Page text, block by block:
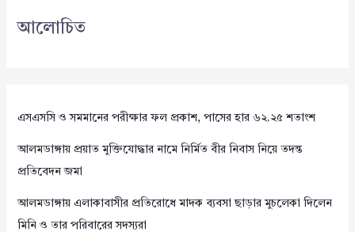
আলোচিত
এসএসসি ও সমমানের পরীক্ষার ফল প্রকাশ, পাসের হার ৬২.২৫ শতাংশ
আলমডাঙ্গায় প্রয়াত মুক্তিযোদ্ধার নামে নির্মিত বীর নিবাস নিয়ে তদন্ত
প্রতিবেদন জমা
আলমডাঙ্গায় এলাকাবাসীর প্রতিরোধে মাদক ব্যবসা ছাড়ার মুচলেকা দিলেন
মিনি ও তার পরিবারের সদস্যরা